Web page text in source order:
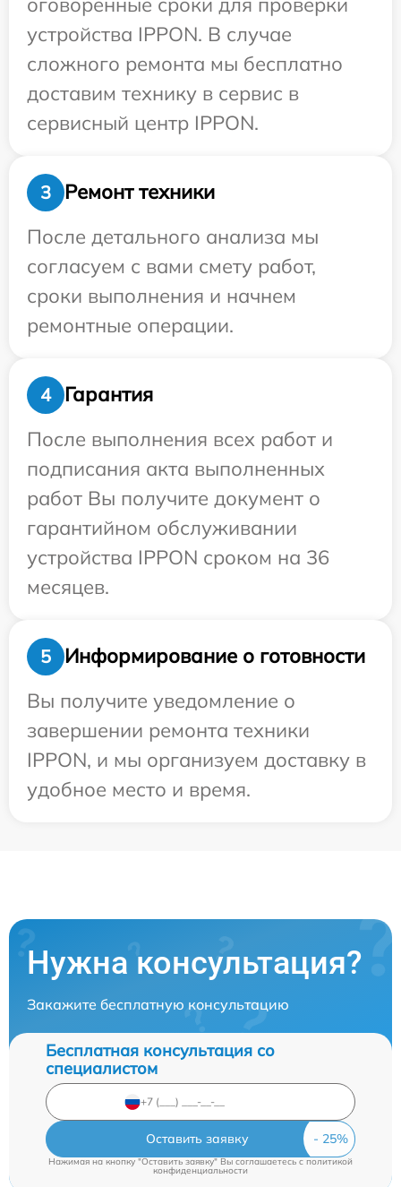
устройства IPPON. В случае
сложного ремонта мы бесплатно
доставим технику в сервис в
сервисный центр IPPON.
3
Ремонт техники
После детального анализа мы
согласуем с вами смету работ,
сроки выполнения и начнем
ремонтные операции.
4
Гарантия
После выполнения всех работ и
подписания акта выполненных
работ Вы получите документ о
гарантийном обслуживании
устройства IPPON сроком на 36
месяцев.
5
Информирование о готовности
Вы получите уведомление о
завершении ремонта техники
IPPON, и мы организуем доставку в
удобное место и время.
Нужна консультация?
Закажите бесплатную консультацию
Бесплатная консультация со
специалистом
Оставить заявку
Нажимая на кнопку "Оставить заявку" Вы соглашаетесь cполитикой
конфиденциальности